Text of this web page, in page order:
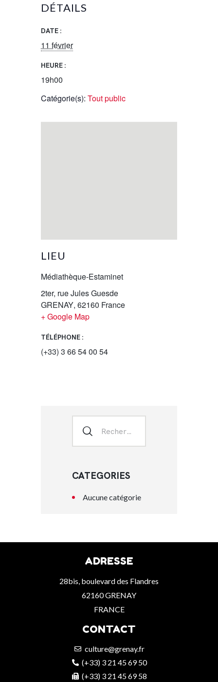
DÉTAILS
DATE :
11 février
HEURE :
19h00
Catégorie(s): Tout public
LIEU
Médiathèque-Estaminet
2ter, rue Jules Guesde
GRENAY, 62160 France
+ Google Map
TÉLÉPHONE :
(+33) 3 66 54 00 54
CATEGORIES
Aucune catégorie
ADRESSE
28bis, boulevard des Flandres
62160 GRENAY
FRANCE
CONTACT
culture@grenay.fr
(+33) 3 21 45 69 50
(+33) 3 21 45 69 58